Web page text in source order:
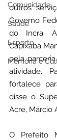
Comunidade
Saúde
Esporte
Memória e
outros
Governo
do Incra.
Capixaba
pela
atividade.
fortalece
disse o
Acre, Márcio
O Prefeito